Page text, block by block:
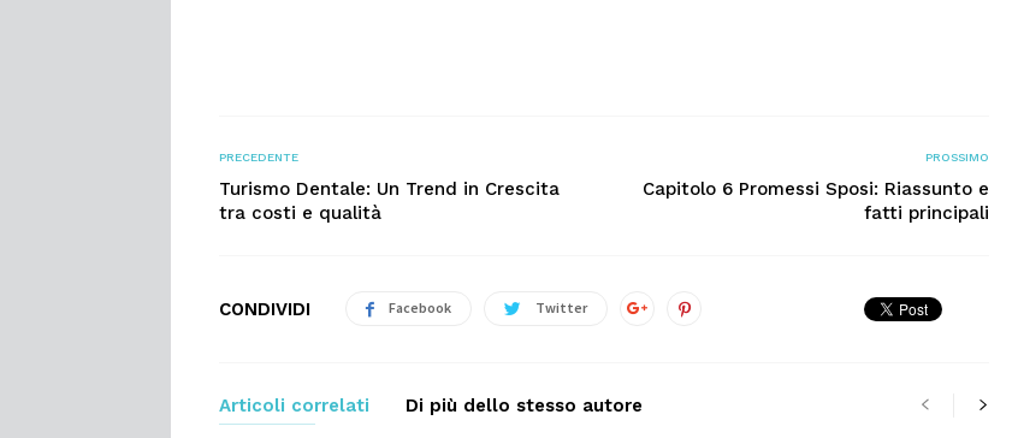
PRECEDENTE
Turismo Dentale: Un Trend in Crescita
tra costi e qualità
PROSSIMO
Capitolo 6 Promessi Sposi: Riassunto e
fatti principali
CONDIVIDI Facebook Twitter
Articoli correlati Di più dello stesso autore